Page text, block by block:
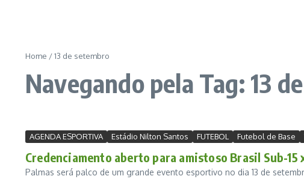
Home /13 de setembro
Navegando pela Tag: 13
AGENDA ESPORTIVA Estádio Nilton Santos FUTEBOL Futebol de Base
Credenciamento aberto para amistoso Brasil Sub-15
Palmas será palco de um grande evento esportivo no dia 13 de